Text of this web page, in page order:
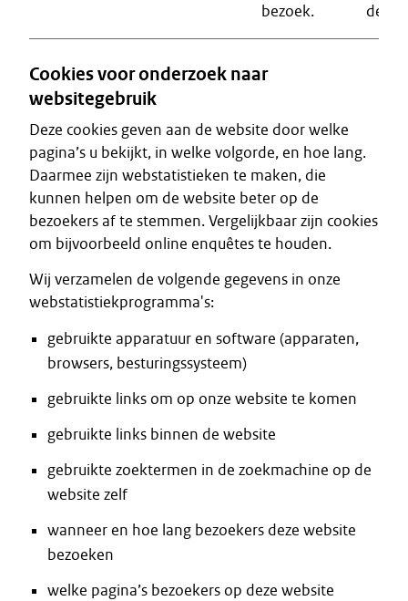
bezoek.
de
Cookies voor onderzoek naar
websitegebruik
Deze cookies geven aan de website door welke
pagina’s u bekijkt, in welke volgorde, en hoe lang.
Daarmee zijn webstatistieken te maken, die
kunnen helpen om de website beter op de
bezoekers af te stemmen. Vergelijkbaar zijn cookies
om bijvoorbeeld online enquêtes te houden.
Wij verzamelen de volgende gegevens in onze
webstatistiekprogramma's:
gebruikte apparatuur en software (apparaten,
browsers, besturingssysteem)
gebruikte links om op onze website te komen
gebruikte links binnen de website
gebruikte zoektermen in de zoekmachine op de
website zelf
wanneer en hoe lang bezoekers deze website
bezoeken
welke pagina’s bezoekers op deze website